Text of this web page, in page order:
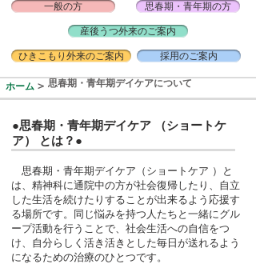
ホーム ＞ 思春期・青年期デイケアについて
一般の方 思春期・青年期の方
産後うつ外来のご案内
ひきこもり外来のご案内 採用のご案内
●思春期・青年期デイケア （ショートケ
ア） とは？●
思春期・青年期デイケア（ショートケア ）
と
は、精神科に通院中の方が社会復帰したり、自立
した生活を続けたりすることが出来るよう応援す
る場所です。同じ悩みを持つ人たちと一緒にグル
ープ活動を行うことで、社会生活への自信をつ
け、自分らしく活き活きとした毎日が送れるよう
になるための治療のひとつです。